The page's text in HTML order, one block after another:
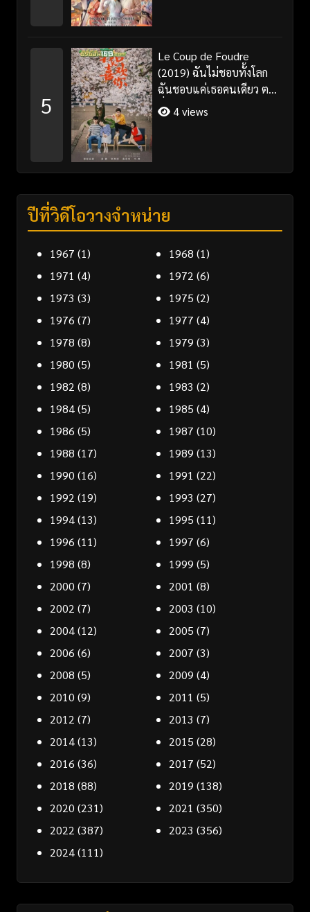
5
Le Coup de Foudre
(2019) ฉันไม่ชอบทั้งโลก
ฉันชอบแค่เธอคนเดียว ตอน
ที่ 1-35 จบ ซับไทย
4 views
ปีที่วิดีโอวางจำหน่าย
1967 (1) 1968 (1)
1971 (4) 1972 (6)
1973 (3) 1975 (2)
1976 (7) 1977 (4)
1978 (8) 1979 (3)
1980 (5) 1981 (5)
1982 (8) 1983 (2)
1984(5) 1985 (4)
1986 (5) 1987 (10)
1988 (17) 1989 (13)
1990 (16) 1991 (22)
1992 (19) 1993 (27)
1994(13) 1995 (11)
1996 (11) 1997 (6)
1998 (8) 1999 (5)
2000 (7) 2001 (8)
2002 (7) 2003 (10)
2004(12) 2005 (7)
2006 (6) 2007 (3)
2008 (5) 2009 (4)
2010 (9) 2011 (5)
2012 (7) 2013 (7)
2014(13) 2015 (28)
2016 (36) 2017 (52)
2018 (88) 2019 (138)
2020 (231) 2021 (350)
2022 (387) 2023 (356)
2024(111)